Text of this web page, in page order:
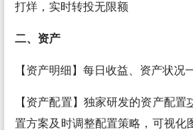
打烊，实时转投无限额
二、资产
【资产明细】每日收益、资产状况
【资产配置】独家研发的资产配置
置方案及时调整配置策略，可视化